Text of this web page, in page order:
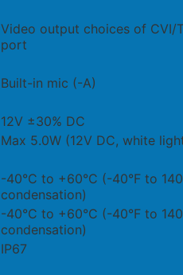
Video output choices of CVI/
port
Built-in mic (-A)
12V ±30% DC
Max 5.0W (12V DC, white
-40°C to +60°C (-40°F to
condensation)
-40°C to +60°C (-40°F to
condensation)
IP67